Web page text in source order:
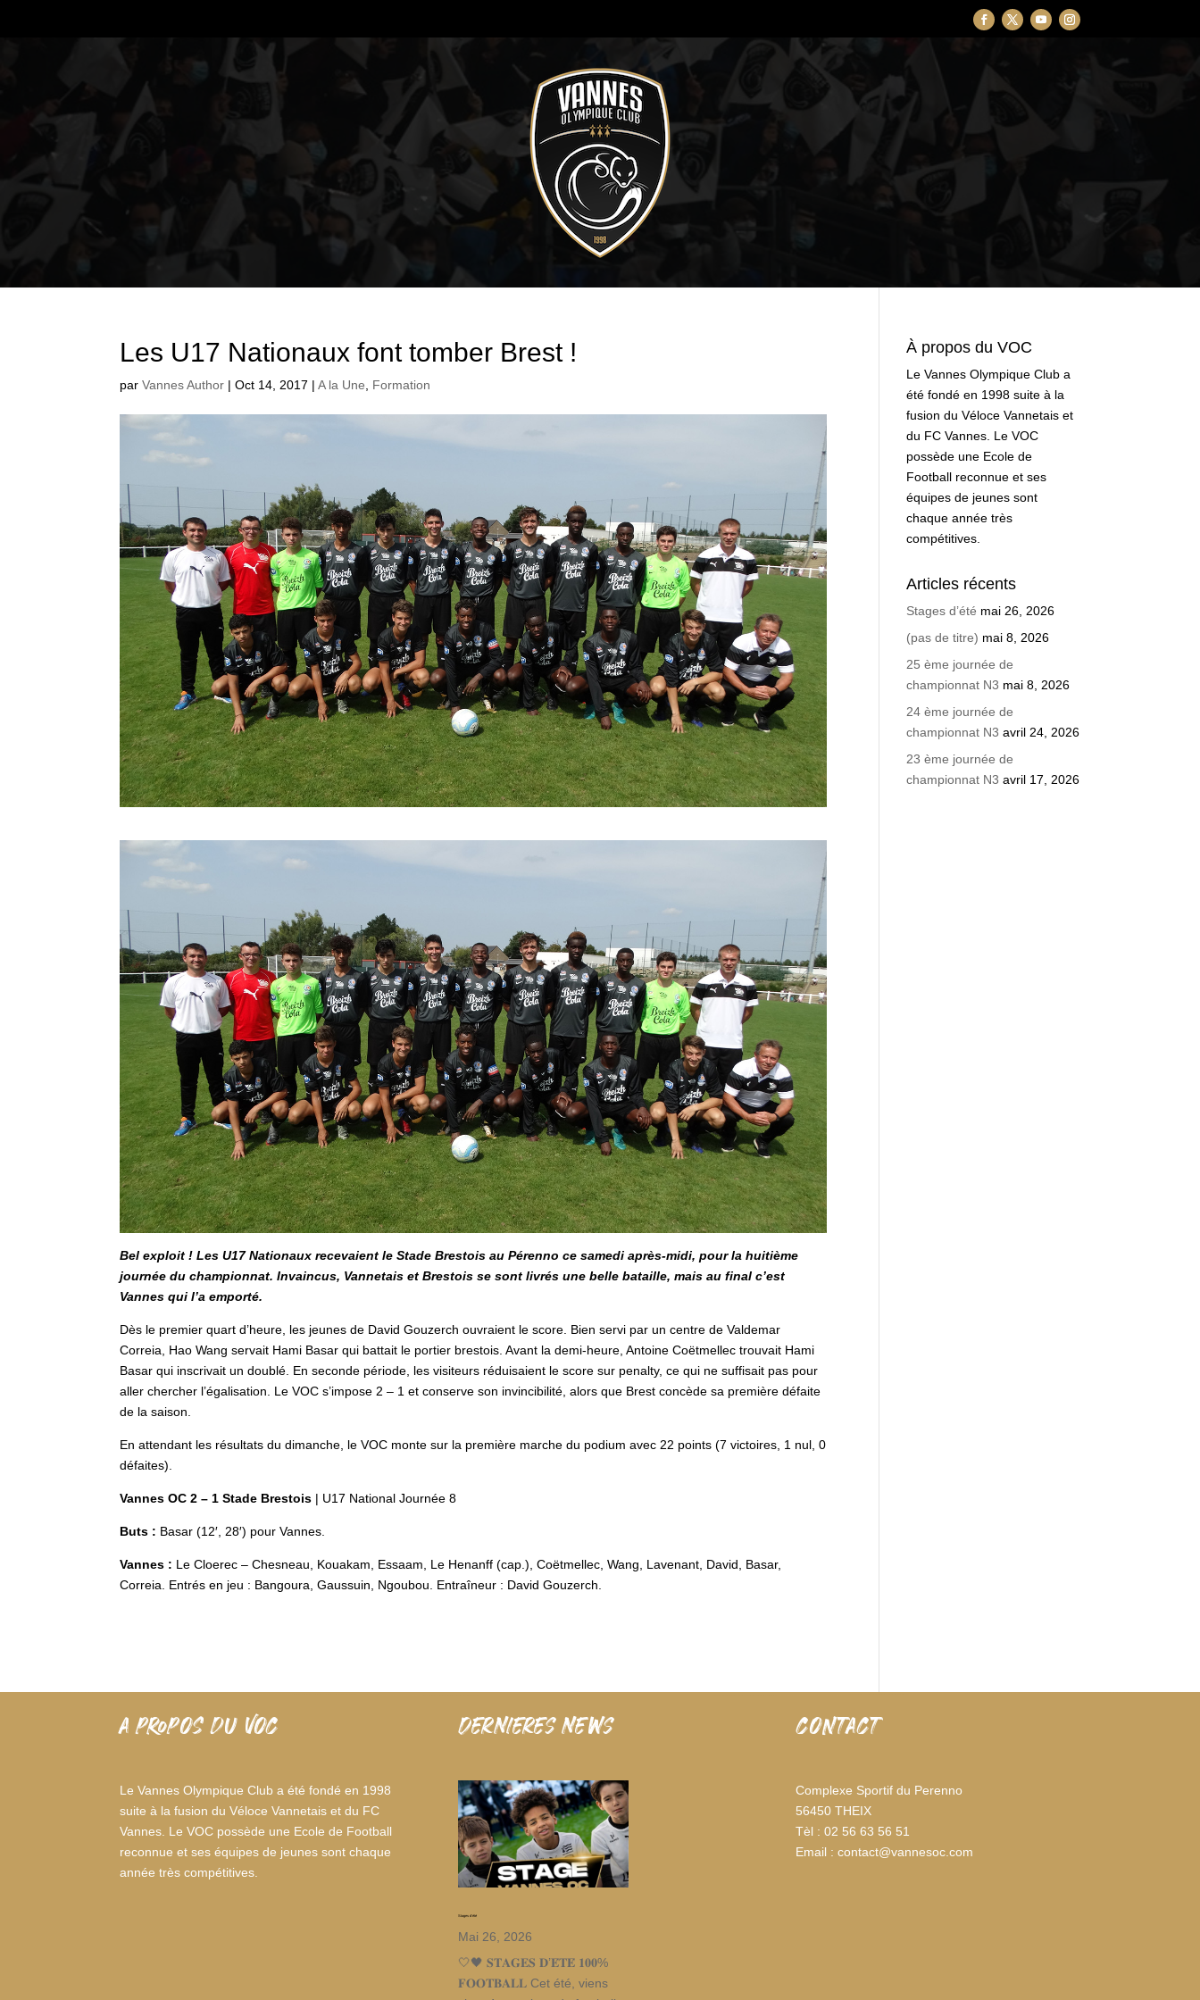
Les U17 Nationaux font tomber Brest !
parVannes Author |Oct 14, 2017 |A la Une, Formation
Bel exploit ! Les U17 Nationaux recevaient le Stade Brestois au Pérenno ce samedi après-midi, pour la huitième
journée du championnat. Invaincus, Vannetais et Brestois se sont livrés une belle bataille, mais au final c’est
Vannes qui l’a emporté.
Dès le premier quart d’heure, les jeunes de David Gouzerch ouvraient le score. Bien servi par un centre de Valdemar
Correia, Hao Wang servait Hami Basar qui battait le portier brestois. Avant la demi-heure, Antoine Coëtmellec trouvait Hami
Basar qui inscrivait un doublé. En seconde période, les visiteurs réduisaient le score sur penalty, ce qui ne suffisait pas pour
aller chercher l’égalisation. Le VOC s’impose 2 – 1 et conserve son invincibilité, alors que Brest concède sa première défaite
de la saison.
En attendant les résultats du dimanche, le VOC monte sur la première marche du podium avec 22 points (7 victoires, 1 nul, 0
défaites).
Vannes OC 2 – 1 Stade Brestois | U17 National Journée 8
Buts : Basar (12′, 28′) pour Vannes.
Vannes : Le Cloerec – Chesneau, Kouakam, Essaam, Le Henanff (cap.), Coëtmellec, Wang, Lavenant, David, Basar,
Correia. Entrés en jeu : Bangoura, Gaussuin, Ngoubou. Entraîneur : David Gouzerch.
À propos du VOC
Le Vannes Olympique Club a
été fondé en 1998 suite à la
fusion du Véloce Vannetais et
du FC Vannes. Le VOC
possède une Ecole de
Football reconnue et ses
équipes de jeunes sont
chaque année très
compétitives.
Articles récents
Stages d’été mai 26, 2026
(pas de titre) mai 8, 2026
25 ème journée de
championnat N3 mai 8, 2026
24 ème journée de
championnat N3 avril 24, 2026
23 ème journée de
championnat N3 avril 17, 2026
A PROPOS DU VOC
Le Vannes Olympique Club a été fondé en 1998
suite à la fusion du Véloce Vannetais et du FC
Vannes. Le VOC possède une Ecole de Football
reconnue et ses équipes de jeunes sont chaque
année très compétitives.
dernieres news
Stages d’été
Mai 26, 2026
🤍🖤 𝐒𝐓𝐀𝐆𝐄𝐒 𝐃’𝐄́𝐓𝐄́ 𝟏𝟎𝟎%
𝐅𝐎𝐎𝐓𝐁𝐀𝐋𝐋 Cet été, viens
CONTACT
Complexe Sportif du Perenno
56450 THEIX
Tèl : 02 56 63 56 51
Email : contact@vannesoc.com